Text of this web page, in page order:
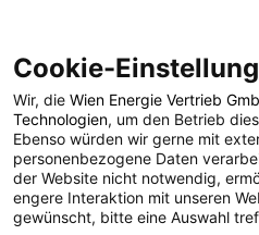
POSTS
Cookie-
Wir, die Wien Energie Vertrieb
Technologien, um den Betrieb
Ebenso würden wir gerne mit
personenbezogene Daten
der Website nicht notwendig,
engere Interaktion mit unseren
gewünscht, bitte eine Auswahl